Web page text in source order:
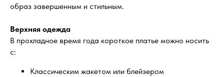
образ завершенным и стильным.
Верхняя одежда
В прохладное время года короткое платье можно носить
с:
Классическим жакетом или блейзером